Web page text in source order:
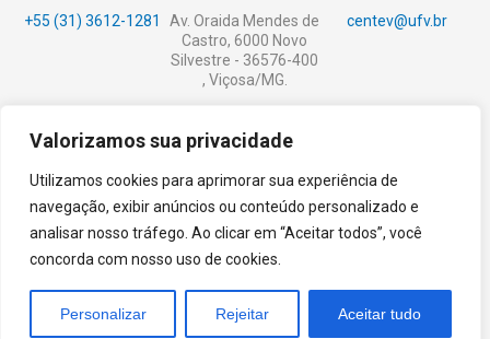
Valorizamos sua privacidade
Utilizamos cookies para aprimorar sua experiência de
navegação, exibir anúncios ou conteúdo personalizado e
analisar nosso tráfego. Ao clicar em “Aceitar todos”, você
concorda com nosso uso de cookies.
Personalizar Rejeitar Aceitar tudo
+55 (31) 3612-1281
Av. Oraida Mendes de
Castro, 6000 Novo
Silvestre - 36576-400
, Viçosa/MG.
centev@ufv.br
tecnoPARQ © 2021 porDigital
Pixel